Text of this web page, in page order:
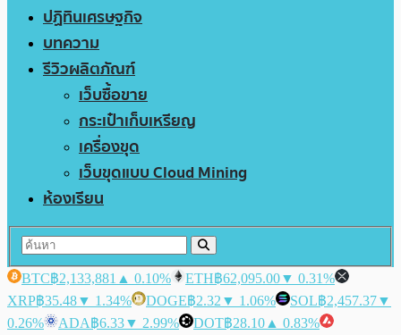
ปฏิทินเศรษฐกิจ
บทความ
รีวิวผลิตภัณฑ์
เว็บซื้อขาย
กระเป๋าเก็บเหรียญ
เครื่องขุด
เว็บขุดแบบ Cloud Mining
ห้องเรียน
BTC฿2,133,881 ▲ 0.10% ETH฿62,095.00▼ 0.31%
XRP฿35.48▼ 1.34% DOGE฿2.32 ▼ 1.06% SOL฿2,457.37▼
0.26%
ADA฿6.33▼ 2.99% DOT฿28.10 ▲ 0.83%